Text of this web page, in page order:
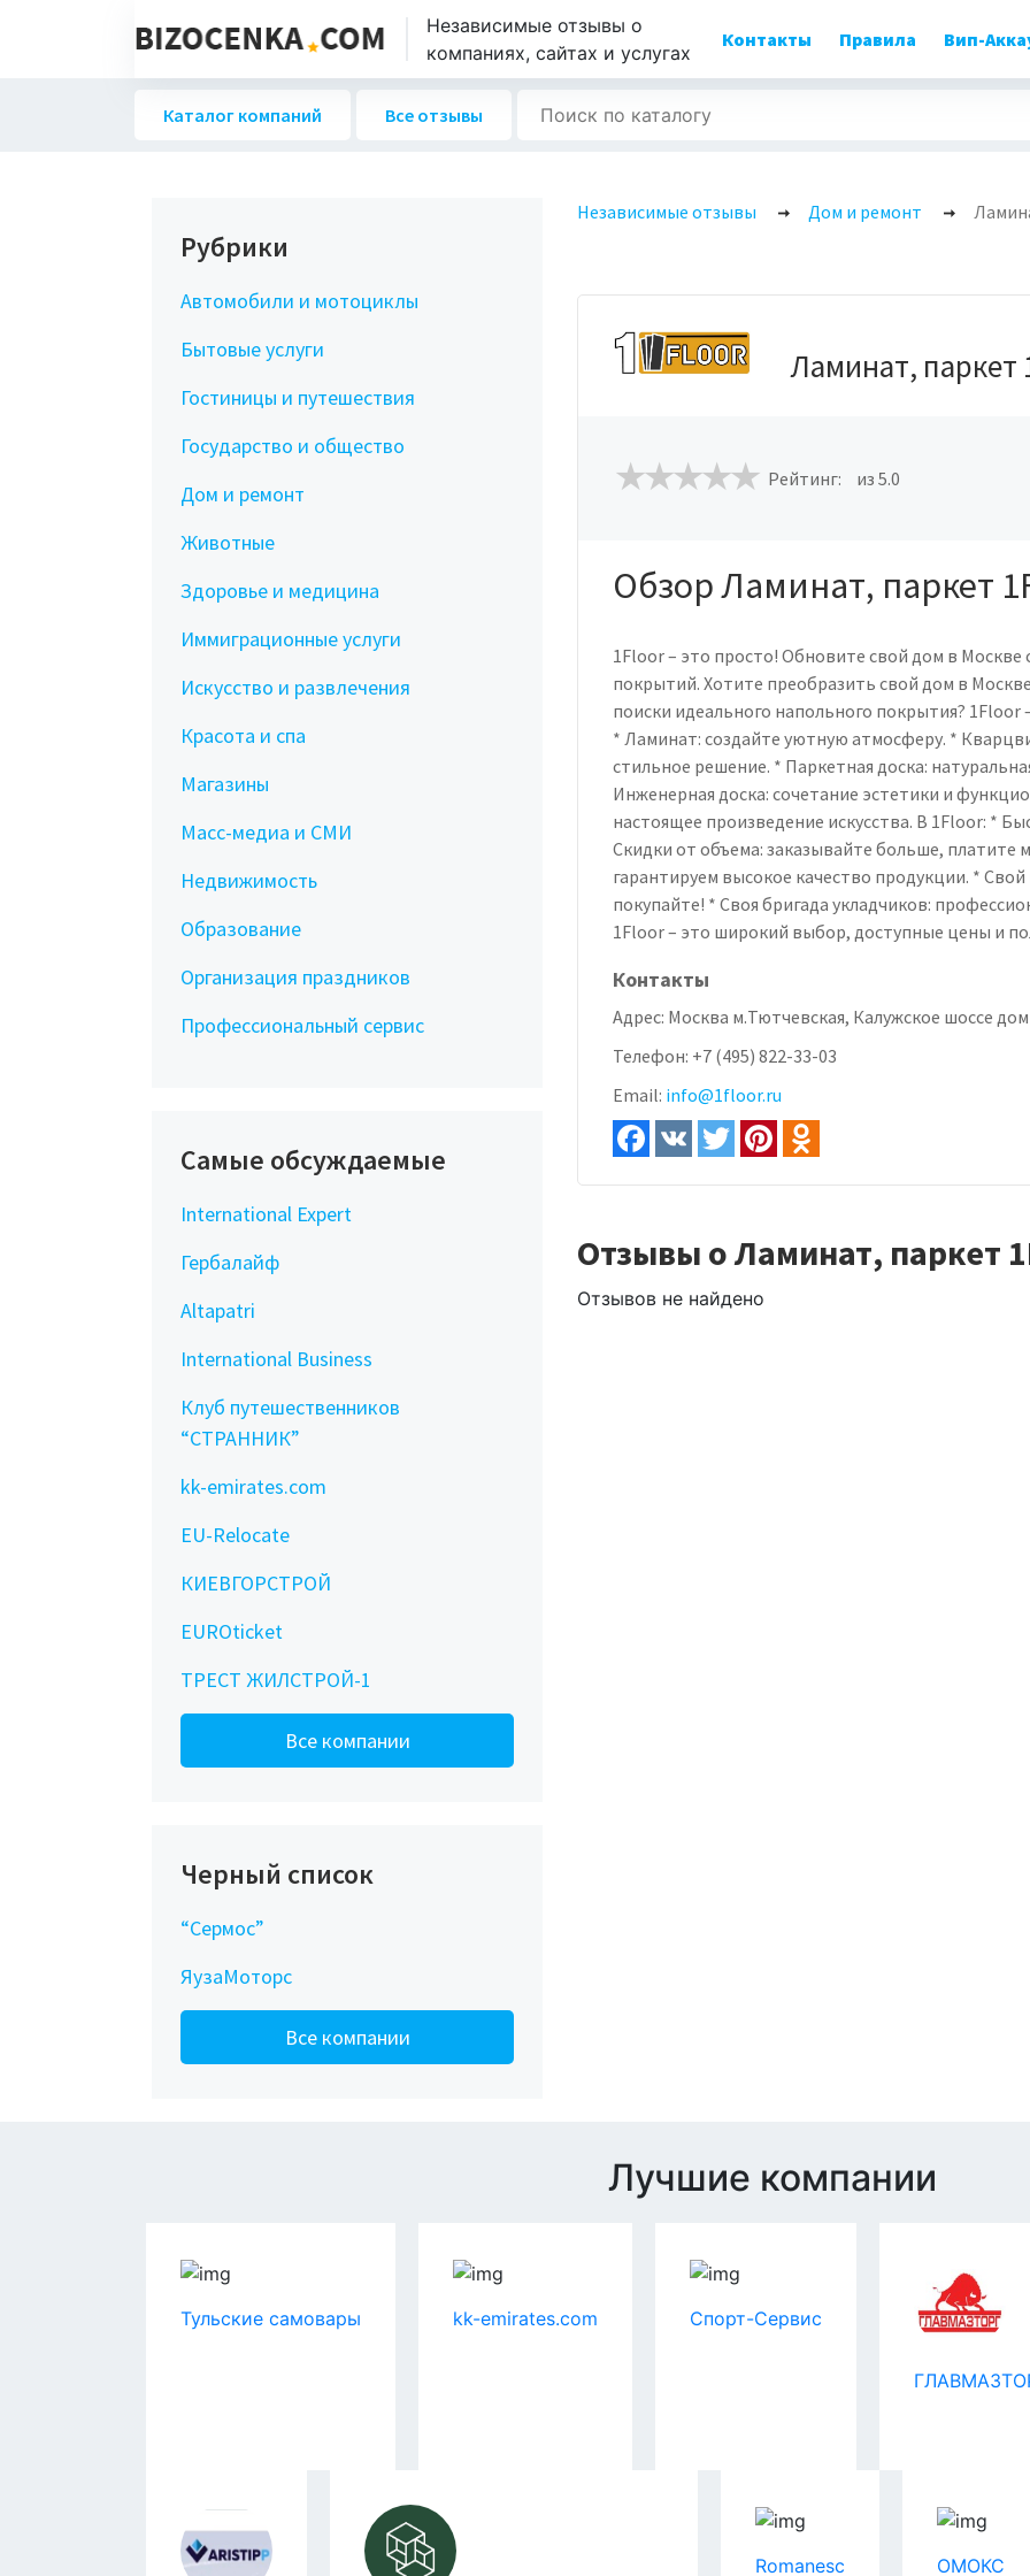
Независимые отзывы о
компаниях, сайтах и услугах
Контакты Правила Вип-
Каталог компаний Все отзывы
Независимые отзывы Дом и ремонт
Ламинат, паркет
Рейтинг: из 5.0
Обзор Ламинат, паркет
1Floor – это просто! Обновите свой дом в
покрытий. Хотите преобразить свой дом в
поиски идеального напольного покрытия? 1Floor
* Ламинат: создайте уютную атмосферу. *
стильное решение. * Паркетная доска:
Инженерная доска: сочетание эстетики и
настоящее произведение искусства. В 1Floor: *
Скидки от объема: заказывайте больше,
гарантируем высокое качество продукции. *
покупайте! * Своя бригада укладчиков:
1Floor – это широкий выбор, доступные цены и
Контакты
Адрес: Москва м.Тютчевская, Калужское шоссе
Телефон: +7 (495) 822-33-03
Email: info@1floor.ru
Отзывы о Ламинат, паркет
Отзывов не найдено
Рубрики
Автомобили и мотоциклы
Бытовые услуги
Гостиницы и путешествия
Государство и общество
Дом и ремонт
Животные
Здоровье и медицина
Иммиграционные услуги
Искусство и развлечения
Красота и спа
Магазины
Масс-медиа и СМИ
Недвижимость
Образование
Организация праздников
Профессиональный сервис
Самые обсуждаемые
International Expert
Гербалайф
Altapatri
International Business
Клуб путешественников
“СТРАННИК”
kk-emirates.com
EU-Relocate
КИЕВГОРСТРОЙ
EUROticket
ТРЕСТ ЖИЛСТРОЙ-1
Все компании
Черный список
“Сермос”
ЯузаМоторс
Все компании
Лучшие компании
Тульские самовары kk-emirates.com Спорт-Сервис
Romanesc ОМОКС